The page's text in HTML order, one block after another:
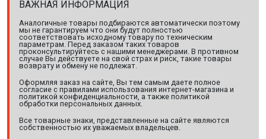
ВАЖНАЯ ИНФОРМАЦИЯ
Аналогичные товары подбираются автоматически поэтому
мы не гарантируем что они будут полностью
соответствовать исходному товару по техническим
параметрам. Перед заказом таких товаров
проконсультируйтесь с нашими менеджерами. В противном
случае Вы действуете на свой страх и риск, такие товары
возврату и обмену не подлежат.
Оформляя заказ на сайте, Вы тем самым даете полное
согласие с правилами использования интернет-магазина и
политикой конфиденциальности, а также политикой
обработки персональных данных.
Все товарные знаки, представленные на сайте являются
собственностью их уважаемых владельцев.